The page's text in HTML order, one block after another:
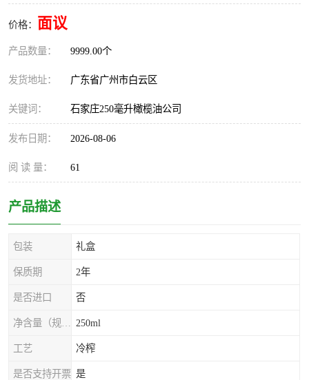
价格： 面议
产品数量： 9999.00个
发货地址： 广东省广州市白云区
关键词： 石家庄250毫升橄榄油公司
发布日期： 2026-08-06
阅 读 量： 61
产品描述
包装 礼盒
保质期 2年
是否进口 否
250ml
工艺 冷榨
是否支持开票 是